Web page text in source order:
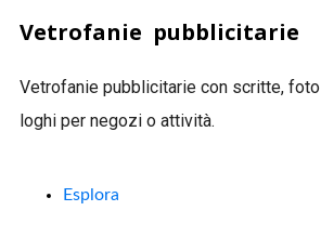
Vetrofanie pubblicitarie
Vetrofanie pubblicitarie con scritte, foto
loghi per negozi o attività.
Esplora